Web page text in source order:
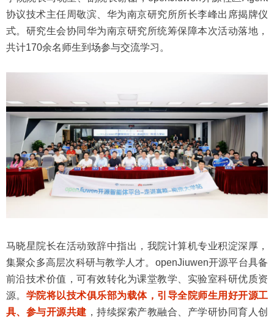
协议技术主任周敬滨、华为南京研究所所长李峰出席揭牌仪
式。研究生会协同华为南京研究所统筹保障本次活动落地，
共计170余名师生到场参与交流学习。
马晓星院长在活动致辞中指出，我院计算机专业积淀深厚，
集聚众多高层次科研与教学人才。openJiuwen开源平台具备
前沿技术价值，可有效转化为课堂教学、实验室科研优质资
源。 学院将以技术俱乐部为载体，引导全院师生用好开源工
具、参与开源共建 ，持续探索产教融合、产学研协同育人创